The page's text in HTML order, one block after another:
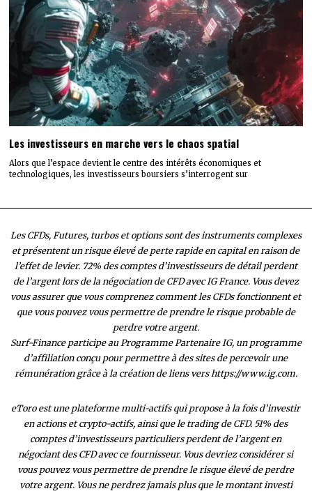
Les investisseurs en marche vers le chaos spatial
Alors que l’espace devient le centre des intérêts économiques et
technologiques, les investisseurs boursiers s’interrogent sur
Les CFDs, Futures, turbos et options sont des instruments complexes
et présentent un risque élevé de perte rapide en capital en raison de
l’effet de levier. 72% des comptes d’investisseurs de détail perdent
de l’argent lors de la négociation de CFD avec IG France. Vous devez
vous assurer que vous comprenez comment les CFDs fonctionnent et
que vous pouvez vous permettre de prendre le risque probable de
perdre votre argent.
Surf-Finance participe au Programme Partenaire IG, un programme
d’affiliation conçu pour permettre à des sites de percevoir une
rémunération grâce à la création de liens vers https://www.ig.com.
eToro est une plateforme multi-actifs qui propose à la fois d’investir
en actions et crypto-actifs, ainsi que le trading de CFD. 51% des
comptes d’investisseurs particuliers perdent de l’argent en
négociant des CFD avec ce fournisseur. Vous devriez considérer si
vous pouvez vous permettre de prendre le risque élevé de perdre
votre argent. Vous ne perdrez jamais plus que le montant investi